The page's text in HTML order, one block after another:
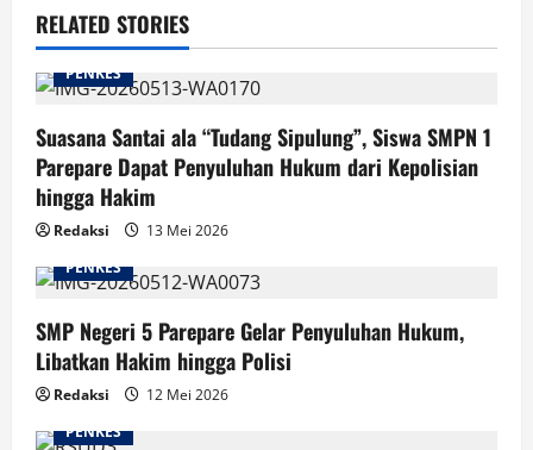
RELATED STORIES
PENKES
Suasana Santai ala “Tudang Sipulung”, Siswa SMPN 1
Parepare Dapat Penyuluhan Hukum dari Kepolisian
hingga Hakim
Redaksi
13 Mei 2026
PENKES
SMP Negeri 5 Parepare Gelar Penyuluhan Hukum,
Libatkan Hakim hingga Polisi
Redaksi
12 Mei 2026
PENKES